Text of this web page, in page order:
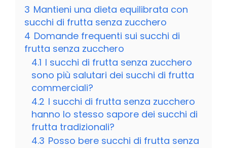
3 Mantieni una dieta equilibrata con
succhi di frutta senza zucchero
4 Domande frequenti sui succhi di
frutta senza zucchero
4.1 I succhi di frutta senza zucchero
sono più salutari dei succhi di frutta
commerciali?
4.2 I succhi di frutta senza zucchero
hanno lo stesso sapore dei succhi di
frutta tradizionali?
4.3 Posso bere succhi di frutta senza